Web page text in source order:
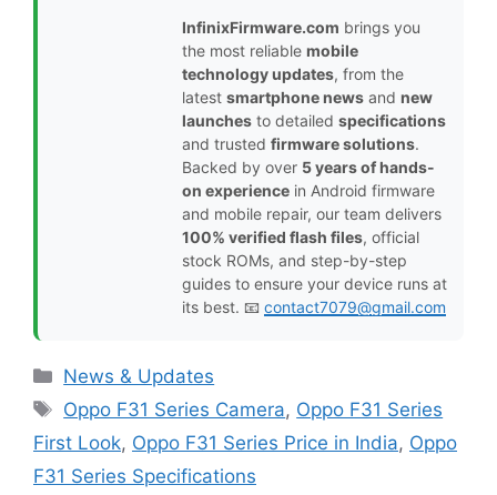
InfinixFirmware.com brings you
the most reliable mobile
technology updates, from the
latest smartphone news and new
launches to detailed specifications
and trusted firmware solutions.
Backed by over 5 years of hands-
on experience in Android firmware
and mobile repair, our team delivers
100% verified flash files, official
stock ROMs, and step-by-step
guides to ensure your device runs at
its best. 📧 contact7079@gmail.com
Categories
News & Updates
Tags
Oppo F31 Series Camera, Oppo F31 Series
First Look, Oppo F31 Series Price in India, Oppo
F31 Series Specifications